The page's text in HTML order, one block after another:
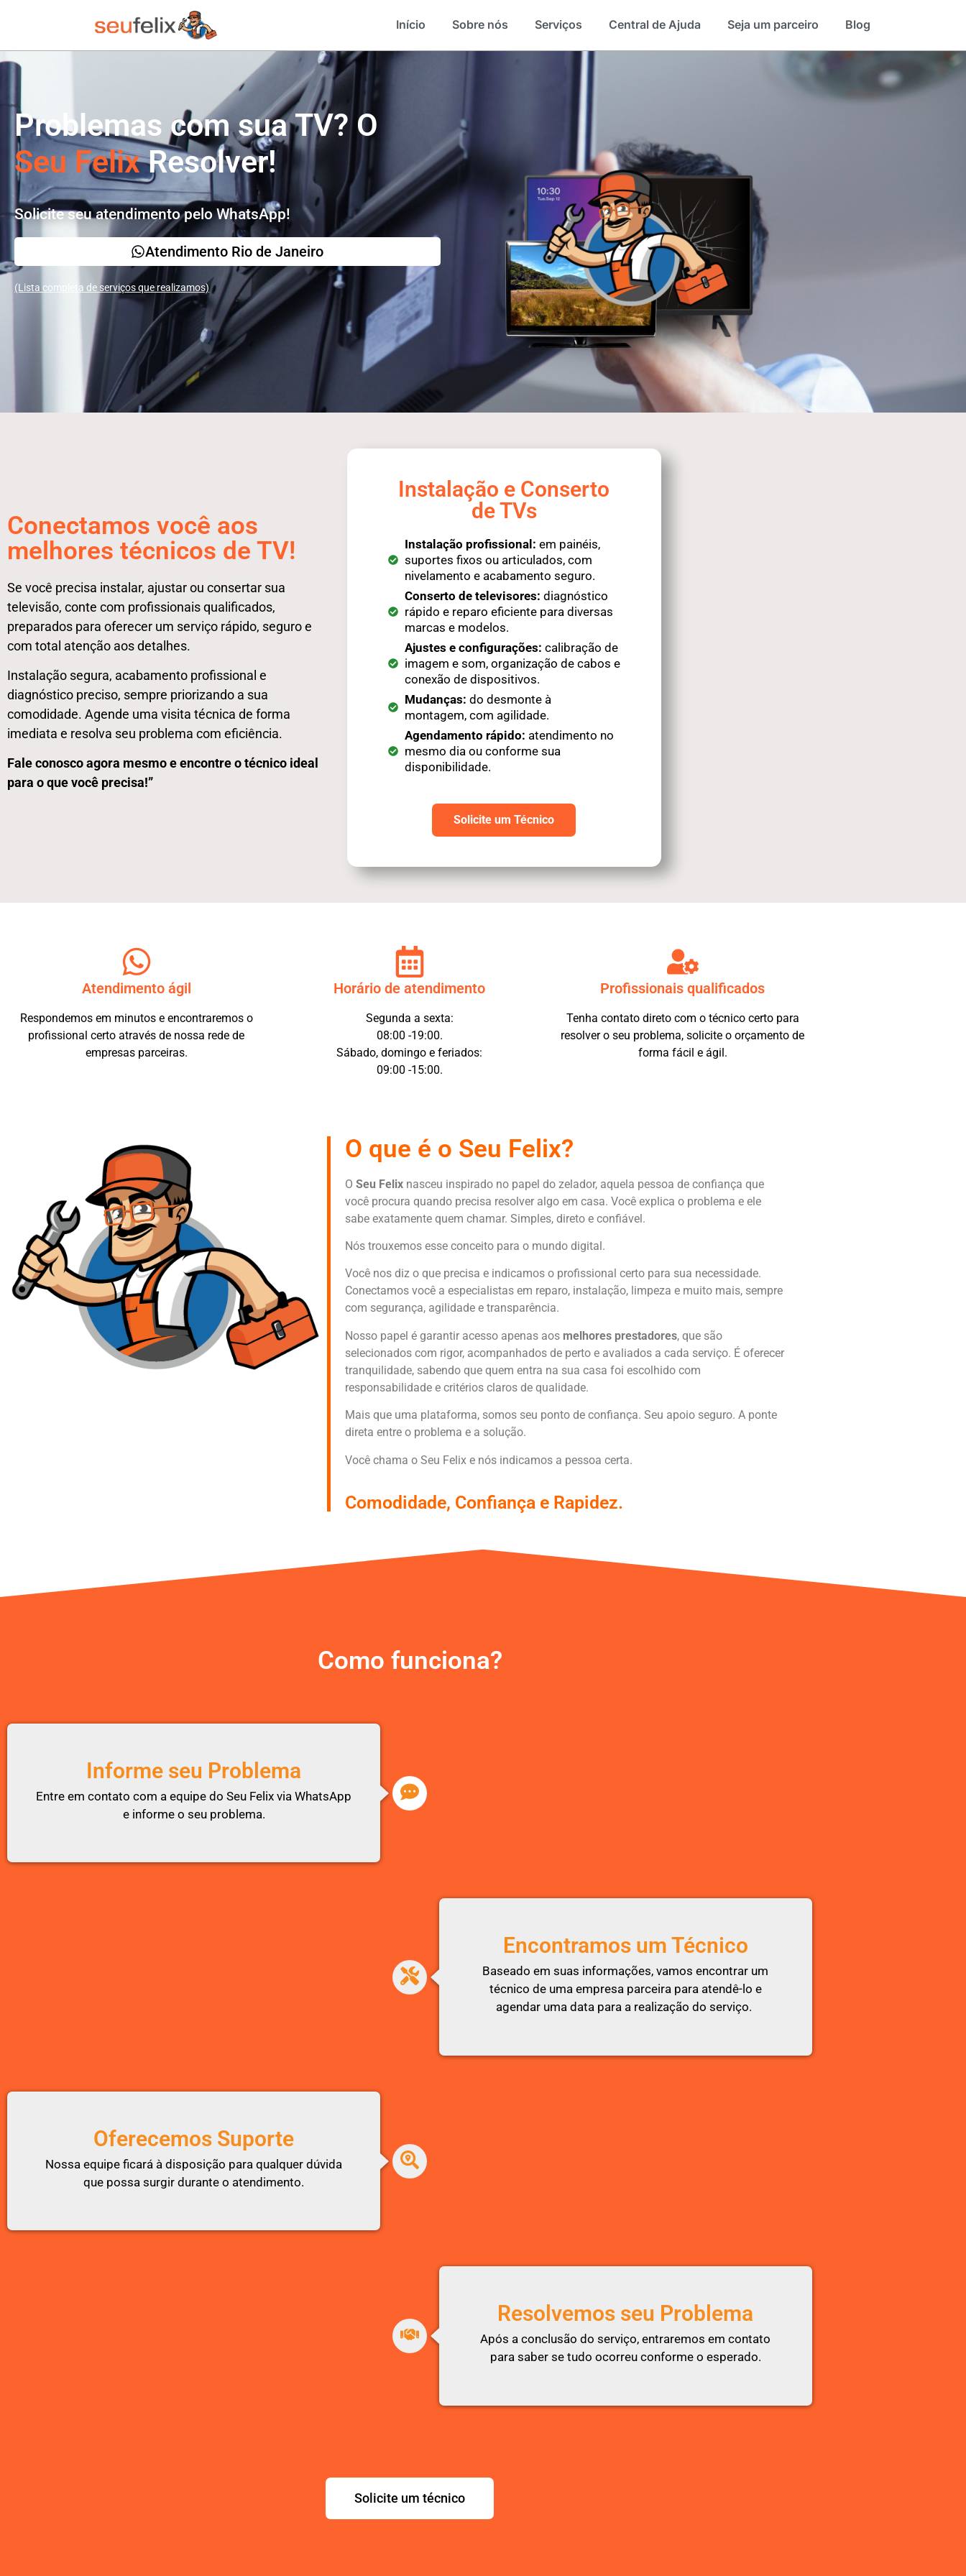
Início Sobre nós Serviços Central de Ajuda Seja um parceiro Blog
Problemas com sua TV? O
Seu Felix Resolver!
Solicite seu atendimento pelo WhatsApp!
Atendimento Rio de Janeiro
(Lista completa de serviços que realizamos)
Conectamos você aos
melhores técnicos de TV!
Se você precisa instalar, ajustar ou consertar sua
televisão, conte com profissionais qualificados,
preparados para oferecer um serviço rápido, seguro e
com total atenção aos detalhes.
Instalação segura, acabamento profissional e
diagnóstico preciso, sempre priorizando a sua
comodidade. Agende uma visita técnica de forma
imediata e resolva seu problema com eficiência.
Fale conosco agora mesmo e encontre o técnico ideal
para o que você precisa!”
Instalação e Conserto
de TVs
Instalação profissional: em painéis,
suportes fixos ou articulados, com
nivelamento e acabamento seguro.
Conserto de televisores: diagnóstico
rápido e reparo eficiente para diversas
marcas e modelos.
Ajustes e configurações: calibração de
imagem e som, organização de cabos e
conexão de dispositivos.
Mudanças: do desmonte à
montagem, com agilidade.
Agendamento rápido: atendimento no
mesmo dia ou conforme sua
disponibilidade.
Solicite um Técnico
Atendimento ágil
Respondemos em minutos e encontraremos o
profissional certo através de nossa rede de
empresas parceiras.
Horário de atendimento
Segunda a sexta:
08:00 -19:00.
Sábado, domingo e feriados:
09:00 -15:00.
Profissionais qualificados
Tenha contato direto com o técnico certo para
resolver o seu problema, solicite o orçamento de
forma fácil e ágil.
O que é o Seu Felix?
O Seu Felixnasceu inspirado no papel do zelador, aquela pessoa de confiança que
você procura quando precisa resolver algo em casa. Você explica o problema e ele
sabe exatamente quem chamar. Simples, direto e confiável.
Nós trouxemos esse conceito para o mundo digital.
Você nos diz o que precisa e indicamos o profissional certo para sua necessidade.
Conectamos você a especialistas em reparo, instalação, limpeza e muito mais, sempre
com segurança, agilidade e transparência.
Nosso papel é garantir acesso apenas aos melhores prestadores, que são
selecionados com rigor, acompanhados de perto e avaliados a cada serviço. É oferecer
tranquilidade, sabendo que quem entra na sua casa foi escolhido com
responsabilidade e critérios claros de qualidade.
Mais que uma plataforma, somos seu ponto de confiança. Seu apoio seguro. A ponte
direta entre o problema e a solução.
Você chama o Seu Felix e nós indicamos a pessoa certa.
Comodidade, Confiança e Rapidez.
Como funciona?
Informe seu Problema
Entre em contato com a equipe do Seu Felix via WhatsApp
e informe o seu problema.
Encontramos um Técnico
Baseado em suas informações, vamos encontrar um
técnico de uma empresa parceira para atendê-lo e
agendar uma data para a realização do serviço.
Oferecemos Suporte
Nossa equipe ficará à disposição para qualquer dúvida
que possa surgir durante o atendimento.
Resolvemos seu Problema
Após a conclusão do serviço, entraremos em contato
para saber se tudo ocorreu conforme o esperado.
Solicite um técnico